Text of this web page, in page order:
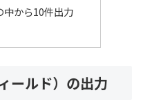
から10件出力
ールド）の出力